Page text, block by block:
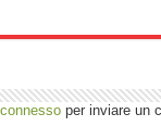
connessoper inviare un